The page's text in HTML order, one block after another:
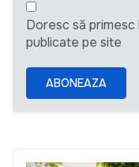
Doresc să
publicate pe site
ABONEAZA